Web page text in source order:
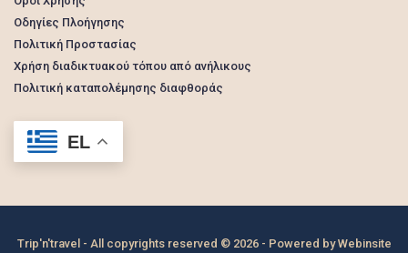
Οδηγίες Πλοήγησης
Πολιτική Προστασίας
Χρήση διαδικτυακού τόπου από ανήλικους
Πολιτική καταπολέμησης διαφθοράς
EL
Trip'n'travel - All copyrights reserved © 2026 - Powered byWebinsite